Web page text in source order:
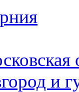
и